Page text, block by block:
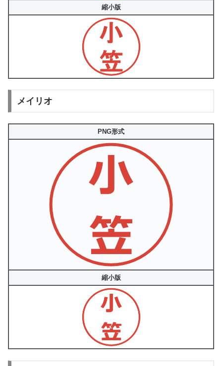
縮小版
メイリオ
PNG形式
縮小版